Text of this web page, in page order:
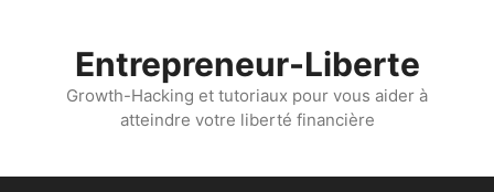
Entrepreneur-Liberte
Growth-Hacking et tutoriaux pour vous aider à
atteindre votre liberté financière